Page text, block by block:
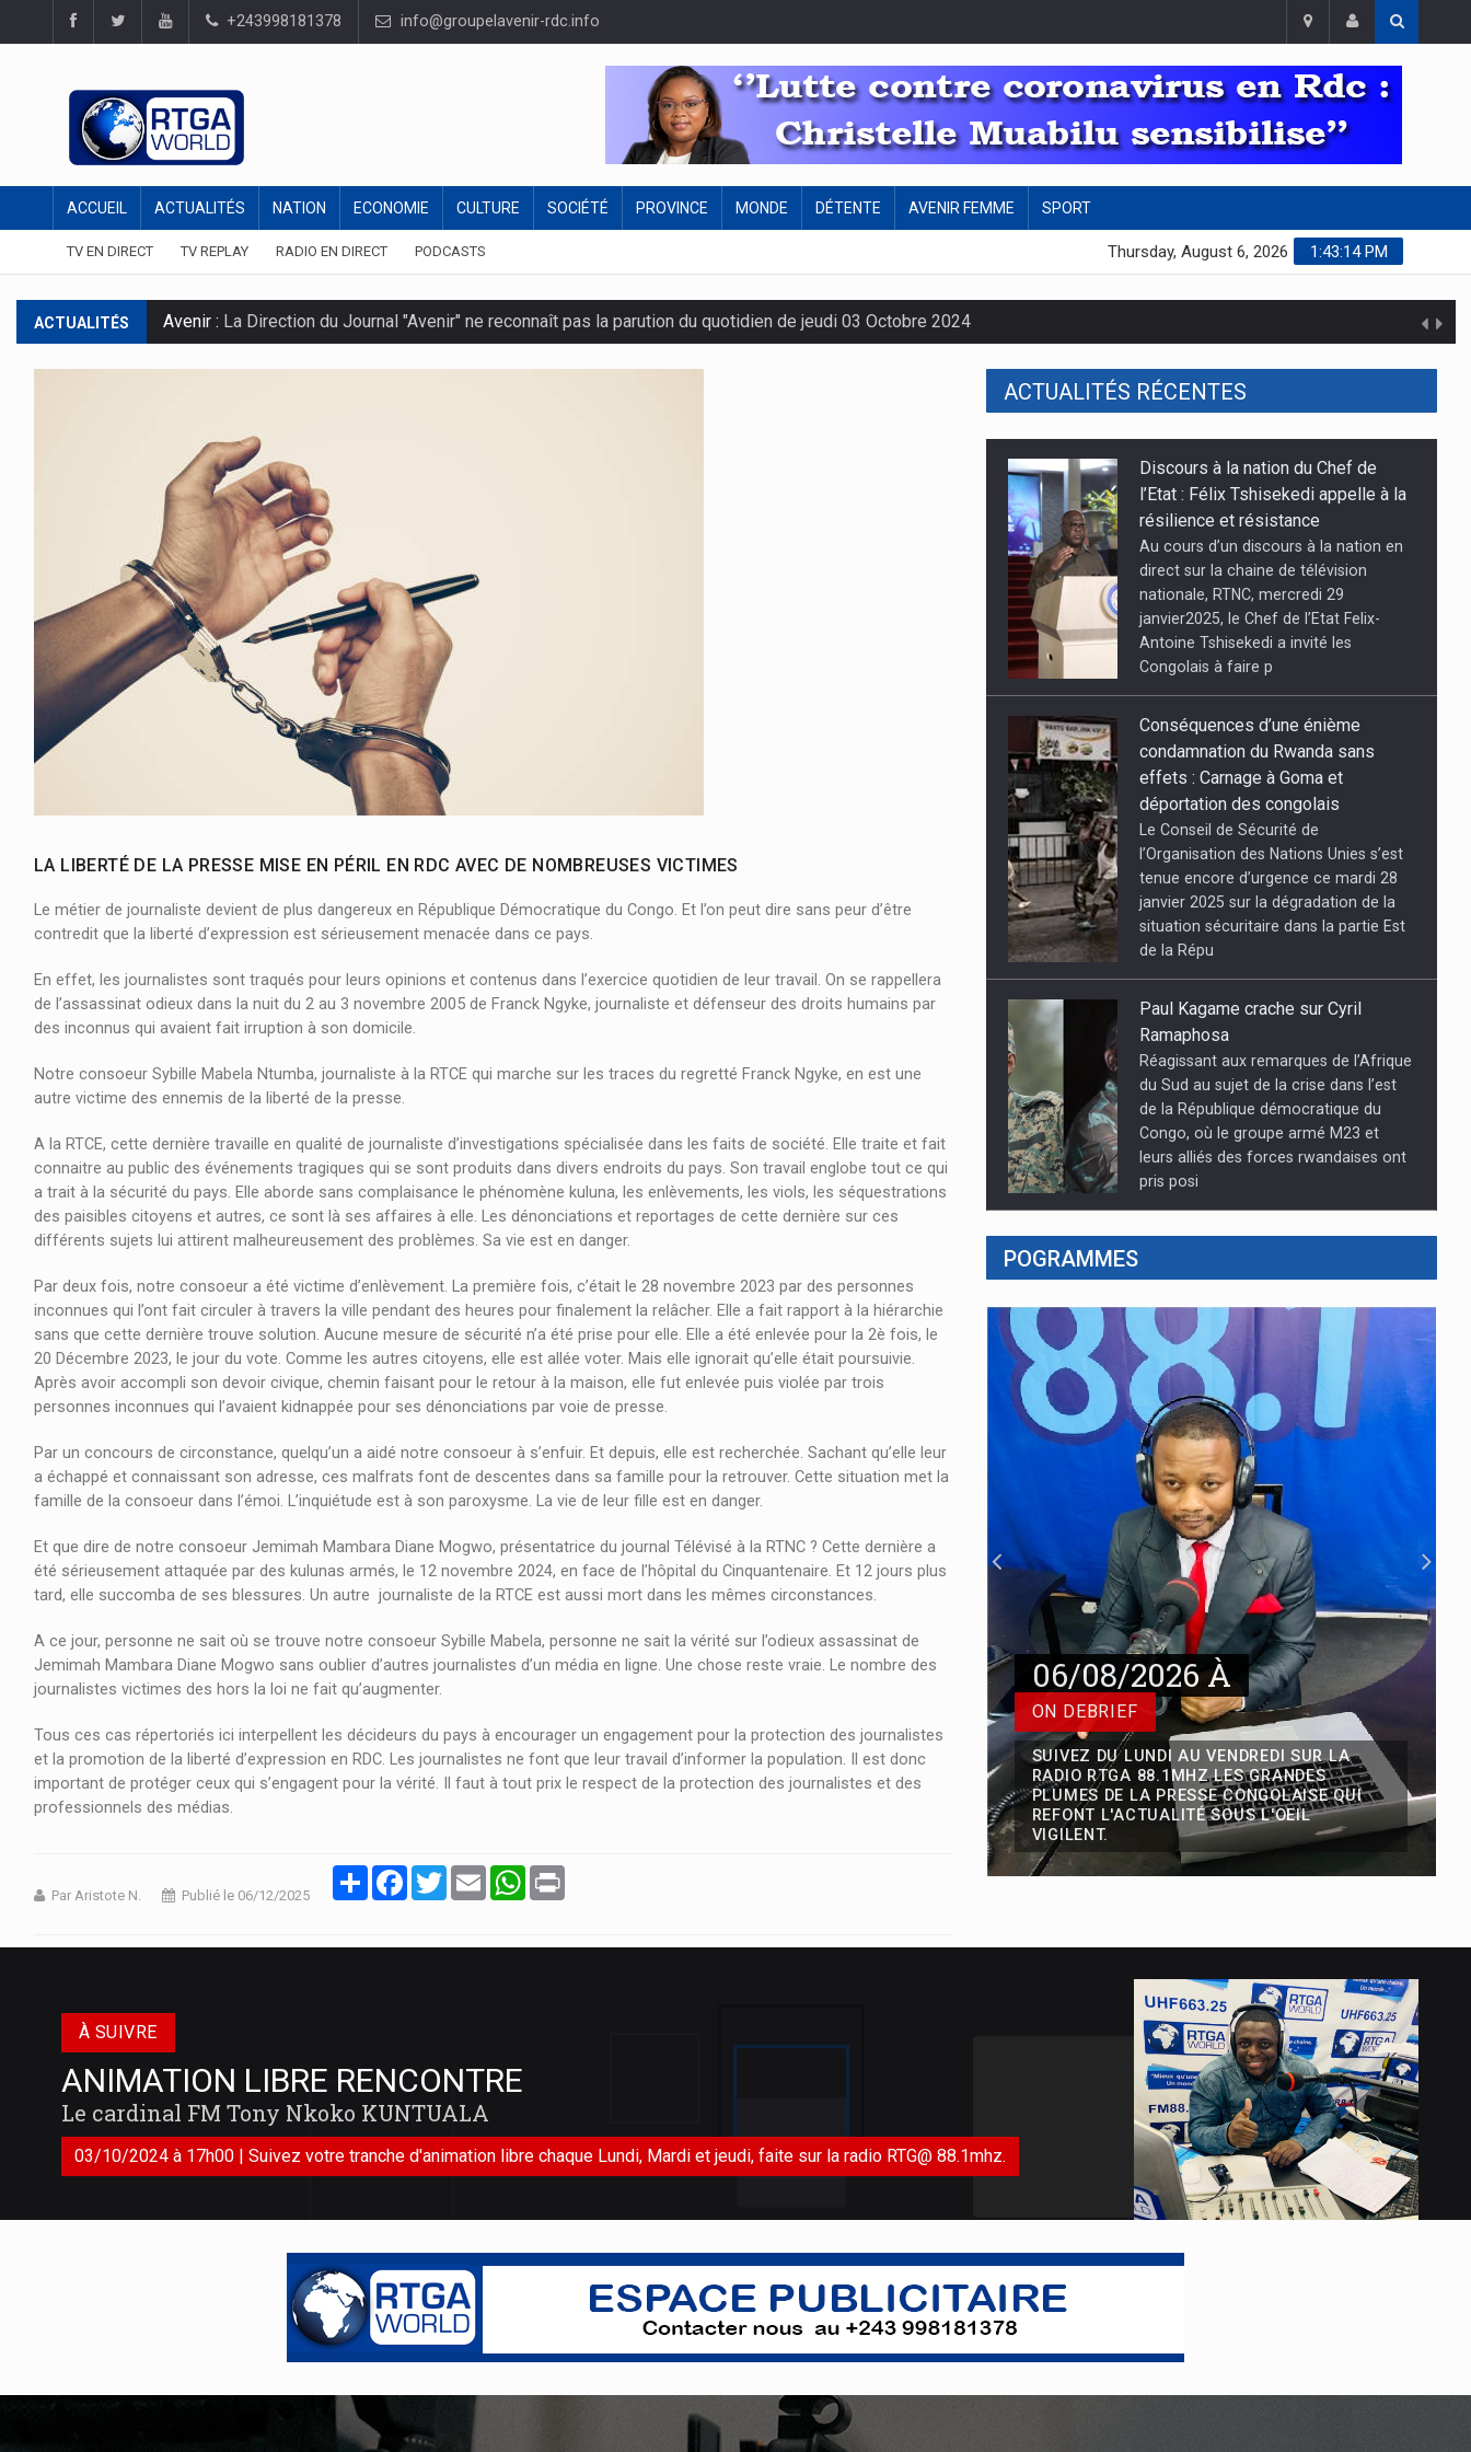
+243998181378 info@groupelavenir-rdc.info
ACCUEIL ACTUALITÉS NATION ECONOMIE CULTURE SOCIÉTÉ PROVINCE MONDE DÉTENTE AVENIR FEMME SPORT
TV EN DIRECT TV REPLAY RADIO EN DIRECT PODCASTS 1:43:15 PM
Thursday, August 6, 2026
ACTUALITÉS Avenir : La Direction du Journal "Avenir" ne reconnaît pas la parution du quotidien de jeudi 03 Octobre 2024
Drame au concert de Mike Kalambay : :Suspension préventive des concerts de Fally Ipupa et Ferré Gola !
Félix Tshisekedi appelle le gouvernement aux actions concertées
Opérations conjointes FARDC /UPDF : :
Drame au stade des martyrs à Kinshasa : : Suspension des activités non sportives aux stades des martyrs et tata Raphaël
En mémoire des 12 millions des morts victimes de :
LA LIBERTÉ DE LA PRESSE MISE EN PÉRIL EN RDC AVEC DE NOMBREUSES VICTIMES
Le métier de journaliste devient de plus dangereux en République Démocratique du Congo. Et l’on peut dire sans peur d’être
contredit que la liberté d’expression est sérieusement menacée dans ce pays.
En effet, les journalistes sont traqués pour leurs opinions et contenus dans l’exercice quotidien de leur travail. On se rappellera
de l’assassinat odieux dans la nuit du 2 au 3 novembre 2005 de Franck Ngyke, journaliste et défenseur des droits humains par
des inconnus qui avaient fait irruption à son domicile.
Notre consoeur Sybille Mabela Ntumba, journaliste à la RTCE qui marche sur les traces du regretté Franck Ngyke, en est une
autre victime des ennemis de la liberté de la presse.
A la RTCE, cette dernière travaille en qualité de journaliste d’investigations spécialisée dans les faits de société. Elle traite et fait
connaitre au public des événements tragiques qui se sont produits dans divers endroits du pays. Son travail englobe tout ce qui
a trait à la sécurité du pays. Elle aborde sans complaisance le phénomène kuluna, les enlèvements, les viols, les séquestrations
des paisibles citoyens et autres, ce sont là ses affaires à elle. Les dénonciations et reportages de cette dernière sur ces
différents sujets lui attirent malheureusement des problèmes. Sa vie est en danger.
Par deux fois, notre consoeur a été victime d’enlèvement. La première fois, c’était le 28 novembre 2023 par des personnes
inconnues qui l’ont fait circuler à travers la ville pendant des heures pour finalement la relâcher. Elle a fait rapport à la hiérarchie
sans que cette dernière trouve solution. Aucune mesure de sécurité n’a été prise pour elle. Elle a été enlevée pour la 2è fois, le
20 Décembre 2023, le jour du vote. Comme les autres citoyens, elle est allée voter. Mais elle ignorait qu’elle était poursuivie.
Après avoir accompli son devoir civique, chemin faisant pour le retour à la maison, elle fut enlevée puis violée par trois
personnes inconnues qui l’avaient kidnappée pour ses dénonciations par voie de presse.
Par un concours de circonstance, quelqu’un a aidé notre consoeur à s’enfuir. Et depuis, elle est recherchée. Sachant qu’elle leur
a échappé et connaissant son adresse, ces malfrats font de descentes dans sa famille pour la retrouver. Cette situation met la
famille de la consoeur dans l’émoi. L’inquiétude est à son paroxysme. La vie de leur fille est en danger.
Et que dire de notre consoeur Jemimah Mambara Diane Mogwo, présentatrice du journal Télévisé à la RTNC ? Cette dernière a
été sérieusement attaquée par des kulunas armés, le 12 novembre 2024, en face de l’hôpital du Cinquantenaire. Et 12 jours plus
tard, elle succomba de ses blessures. Un autre journaliste de la RTCE est aussi mort dans les mêmes circonstances.
A ce jour, personne ne sait où se trouve notre consoeur Sybille Mabela, personne ne sait la vérité sur l’odieux assassinat de
Jemimah Mambara Diane Mogwo sans oublier d’autres journalistes d’un média en ligne. Une chose reste vraie. Le nombre des
journalistes victimes des hors la loi ne fait qu’augmenter.
Tous ces cas répertoriés ici interpellent les décideurs du pays à encourager un engagement pour la protection des journalistes
et la promotion de la liberté d’expression en RDC. Les journalistes ne font que leur travail d’informer la population. Il est donc
important de protéger ceux qui s’engagent pour la vérité. Il faut à tout prix le respect de la protection des journalistes et des
professionnels des médias.
Par Aristote N. Publié le 06/12/2025
PartagerFacebook
Twitter Email WhatsApp
ACTUALITÉS RÉCENTES
Discours à la nation du Chef de
l’Etat : Félix Tshisekedi appelle à la
résilience et résistance
Au cours d’un discours à la nation en
direct sur la chaine de télévision
nationale, RTNC, mercredi 29
janvier2025, le Chef de l’Etat Felix-
Antoine Tshisekedi a invité les
Congolais à faire p
Conséquences d’une énième
condamnation du Rwanda sans
effets : Carnage à Goma et
déportation des congolais
Le Conseil de Sécurité de
l’Organisation des Nations Unies s’est
tenue encore d’urgence ce mardi 28
janvier 2025 sur la dégradation de la
situation sécuritaire dans la partie Est
de la Répu
Paul Kagame crache sur Cyril
Ramaphosa
Réagissant aux remarques de l’Afrique
du Sud au sujet de la crise dans l’est
de la République démocratique du
Congo, où le groupe armé M23 et
leurs alliés des forces rwandaises ont
pris posi
Agression rwandaise dans la partie
FARDC et des Wazalendo
La situation de l’agression des M23
soutenus par les forces armées
rwandaises, dans l’Est de la république
démocratique du Congo, actuellement
dans la ville de Goma chef de la
province du nord
Mobilisation de la finance
climatique en Afrique centrale : Les
technologies de pointe pour les
PSE
Pour mobiliser la finance climatique
nationale, régionale et internationale
pour le déploiement des paiements
pour services environnementaux (PSE)
en Afrique centrale, Ministres ayant en
charge l’
Problématique de la prise en
charge effective de la vaccination
en République Démocratique du
Congo : Des couches de la
Certaines couches de la population du
district de la Tshangu, à Kinshasa et
d'autres provinces de la République
démocratique du Congo ne se font
pas vacciner suite au détournement
des fonds allou�
Débat sur la réforme
constitutionnelle : Vital Kamerhe, «
l’impératif de la paix et sécurité ! »
réforme de la Constitution tel que
particul
POGRAMMES
06/10/2024 À 12H00
GARE CENTRALE
GARE CENTRALE CHAQUE DIMANCHE À 12H
CHRONIQUE MUSICALE.
01/12/2023 À 12H00
SUIVEZ CHAQUE VENDREDI L’ÉMISSION
MALOBA NA BASE À PARTIR DE 12 HEURES
AVEC LEPETIT BAENDE
06/08/2026 À
ON DEBRIEF
SUIVEZ DU LUNDI AU VENDREDI SUR LA
RADIO RTGA 88.1MHZ LES GRANDES
PLUMES DE LA PRESSE CONGOLAISE QUI
REFONT L'ACTUALITÉ SOUS L'OEIL
VIGILENT.
À SUIVRE
ANIMATION LIBRE RENCONTRE
Le cardinal FM Tony Nkoko KUNTUALA
03/10/2024 à 17h00 | Suivez votre tranche d'animation libre chaque Lundi, Mardi et jeudi, faite sur la radio RTG@ 88.1mhz.